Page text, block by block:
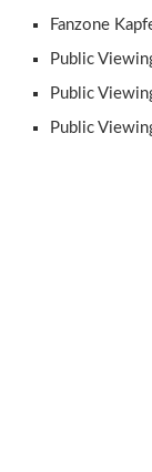
Fanzone
Public
Public
Public